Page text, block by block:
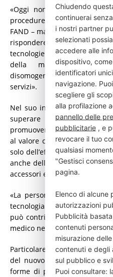
«Oggi non stiamo
procedure amministrative –
FAND – ma della capacità
rispondere
tecnologie per il diabete
della malattia, ma
disomogeneità territoriali
servizi».
Nel suo intervento,
superare una logica
promuovendo invece un
al valore complessivo della
solo dell’efficacia clinica e
anche della qualità della
accessori e dell’esperienza
«La persona con diabete è
tecnologia – ha evidenziato
può contribuire a valutare il
medico nella quotidianità».
Particolare attenzione è
del nuovo Codice dei
forme di partecipazione e
Chiudendo
continuerai
i nostri partner
selezionati
accedere alle
dispositivo,
identificatori
navigazione.
scegliere gli
alla profilazione
pannello delle
pubblicitarie, e
revocare il tuo
qualsiasi
"Gestisci
pagina.
Elenco di alcune
autorizzazioni
Pubblicità
contenuti
misurazione
contenuti e degli
sul pubblico e
Puoi consultare: